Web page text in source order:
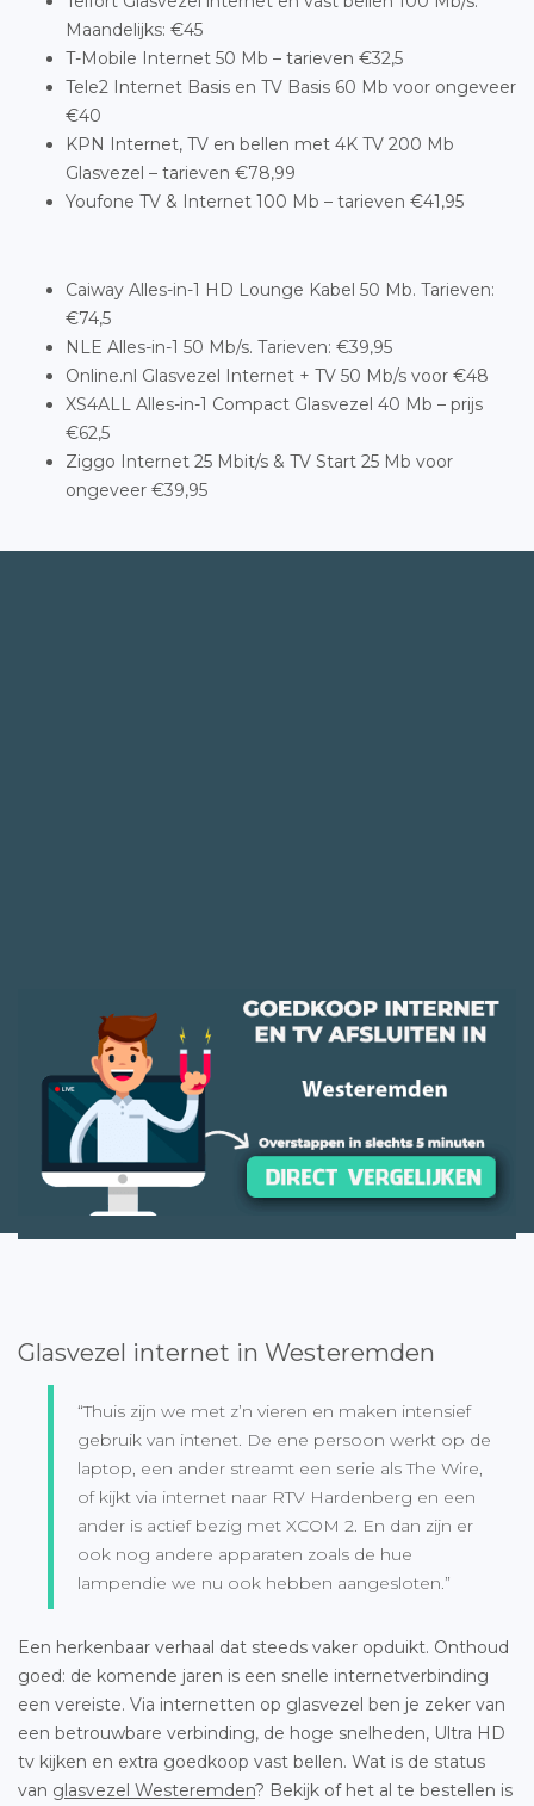
Maandelijks: €45
T-Mobile Internet 50 Mb – tarieven €32,5
Tele2 Internet Basis en TV Basis 60 Mb voor ongeveer
€40
KPN Internet, TV en bellen met 4K TV 200 Mb
Glasvezel – tarieven €78,99
Youfone TV & Internet 100 Mb – tarieven €41,95
Caiway Alles-in-1 HD Lounge Kabel 50 Mb. Tarieven:
€74,5
NLE Alles-in-1 50 Mb/s. Tarieven: €39,95
Online.nl Glasvezel Internet + TV 50 Mb/s voor €48
XS4ALL Alles-in-1 Compact Glasvezel 40 Mb – prijs
€62,5
Ziggo Internet 25 Mbit/s & TV Start 25 Mb voor
ongeveer €39,95
Glasvezel internet in Westeremden
“Thuis zijn we met z’n vieren en maken intensief
gebruik van intenet. De ene persoon werkt op de
laptop, een ander streamt een serie als The Wire,
of kijkt via internet naar RTV Hardenberg en een
ander is actief bezig met XCOM 2. En dan zijn er
ook nog andere apparaten zoals de hue
lampendie we nu ook hebben aangesloten.”
Een herkenbaar verhaal dat steeds vaker opduikt. Onthoud
goed: de komende jaren is een snelle internetverbinding
een vereiste. Via internetten op glasvezel ben je zeker van
een betrouwbare verbinding, de hoge snelheden, Ultra HD
tv kijken en extra goedkoop vast bellen. Wat is de status
van glasvezel Westeremden? Bekijk of het al te bestellen is